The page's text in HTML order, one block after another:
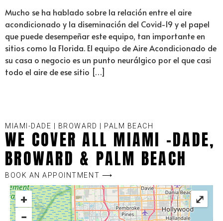
Mucho se ha hablado sobre la relación entre el aire
acondicionado y la diseminación del Covid-19 y el papel
que puede desempeñar este equipo, tan importante en
sitios como la Florida. El equipo de Aire Acondicionado de
su casa o negocio es un punto neurálgico por el que casi
todo el aire de ese sitio […]
MIAMI-DADE | BROWARD | PALM BEACH
WE COVER ALL MIAMI -DADE,
BROWARD & PALM BEACH
BOOK AN APPOINTMENT ⟶
+
−
⤢